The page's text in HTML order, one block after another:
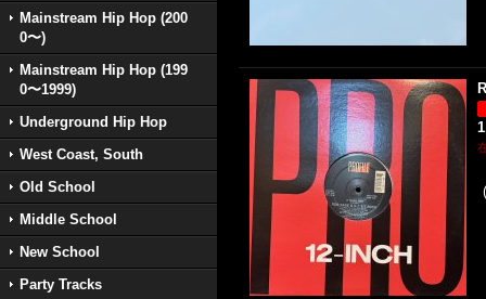
Mainstream Hip Hop (200
0〜)
Mainstream Hip Hop (199
0〜1999)
Underground Hip Hop
West Coast, South
Old School
Middle School
New School
Party Tracks